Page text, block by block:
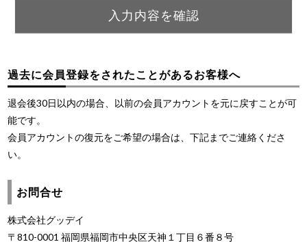
過去に会員登録をされたことがあるお客様へ
退会後30日以内の場合、以前の会員アカウントを元に戻すことが可
能です。
会員アカウントの復元をご希望の場合は、下記までご連絡くださ
い。
お問合せ
株式会社グッデイ
〒810-0001 福岡県福岡市中央区天神１丁目６番８号